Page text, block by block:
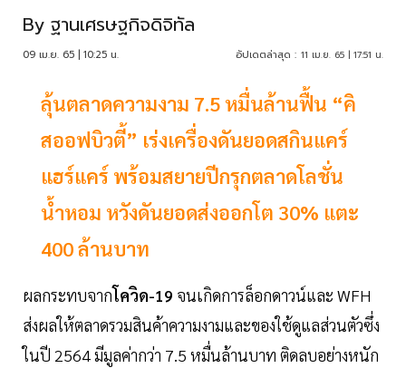
By ฐานเศรษฐกิจดิจิทัล
09 เม.ย. 65 | 10:25 น. อัปเดตล่าสุด : 11 เม.ย. 65 | 17:51 น.
ลุ้นตลาดความงาม 7.5 หมื่นล้านฟื้น “คิ
สออฟบิวตี้” เร่งเครื่องดันยอดสกินแคร์
แฮร์แคร์ พร้อมสยายปีกรุกตลาดโลชั่น
น้ำหอม หวังดันยอดส่งออกโต 30% แตะ
400 ล้านบาท
ผลกระทบจากโควิด-19 จนเกิดการล็อกดาวน์และ WFH
ส่งผลให้ตลาดรวมสินค้าความงามและของใช้ดูแลส่วนตัวซึ่ง
ในปี 2564 มีมูลค่ากว่า 7.5 หมื่นล้านบาท ติดลบอย่างหนัก